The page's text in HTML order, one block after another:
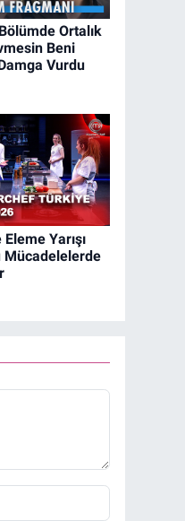
Ortalık
Beni
Vurdu
Yarışı
Mücadelelerde